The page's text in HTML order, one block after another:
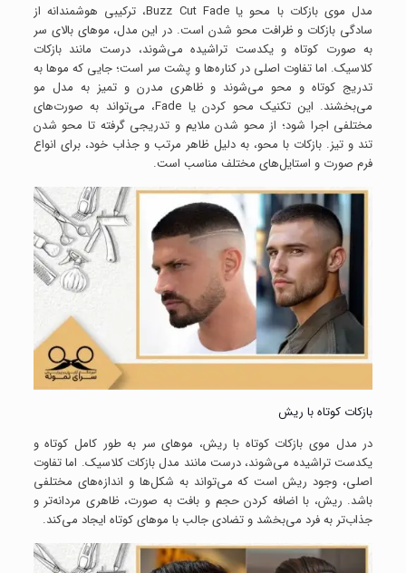
مدل موی بازکات با محو یا Buzz Cut Fade، ترکیبی هوشمندانه از
سادگی بازکات و ظرافت محو شدن است. در این مدل، موهای بالای سر
به صورت کوتاه و یکدست تراشیده می‌شوند، درست مانند بازکات
کلاسیک. اما تفاوت اصلی در کناره‌ها و پشت سر است؛ جایی که موها به
تدریج کوتاه و محو می‌شوند و ظاهری مدرن و تمیز به مدل مو
می‌بخشند. این تکنیک محو کردن یا Fade، می‌تواند به صورت‌های
مختلفی اجرا شود؛ از محو شدن ملایم و تدریجی گرفته تا محو شدن
تند و تیز. بازکات با محو، به دلیل ظاهر مرتب و جذاب خود، برای انواع
فرم صورت و استایل‌های مختلف مناسب است.
بازکات کوتاه با ریش
در مدل موی بازکات کوتاه با ریش، موهای سر به طور کامل کوتاه و
یکدست تراشیده می‌شوند، درست مانند مدل بازکات کلاسیک. اما تفاوت
اصلی، وجود ریش است که می‌تواند به شکل‌ها و اندازه‌های مختلفی
باشد. ریش، با اضافه کردن حجم و بافت به صورت، ظاهری مردانه‌تر و
جذاب‌تر به فرد می‌بخشد و تضادی جالب با موهای کوتاه ایجاد می‌کند.